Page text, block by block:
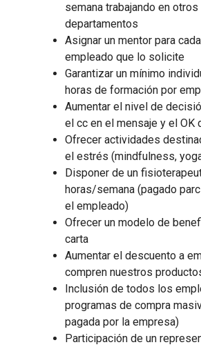
semana trabajando en otros
departamentos
Asignar un mentor para
empleado que lo solicite
Garantizar un mínimo
horas de formación por
Aumentar el nivel de
el cc en el mensaje y el OK
Ofrecer actividades
el estrés (mindfulness,
Disponer de un
horas/semana (pagado
el empleado)
Ofrecer un modelo de
carta
Aumentar el descuento a
compren nuestros
Inclusión de todos los
programas de compra
pagada por la empresa)
Participación de un